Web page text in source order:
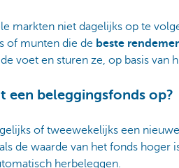
markten niet dagelijks op te
of munten die de beste
voet en sturen ze, op basis van
een beleggingsfonds op?
of tweewekelijks een
de waarde van het fonds hoger
herbeleggen.